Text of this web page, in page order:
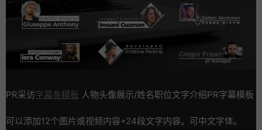
PR采访字幕条模板 人物头像展示/姓名职位文字介绍PR字幕模板
可以添加12个图片或视频内容+24段文字内容。可中文字体。